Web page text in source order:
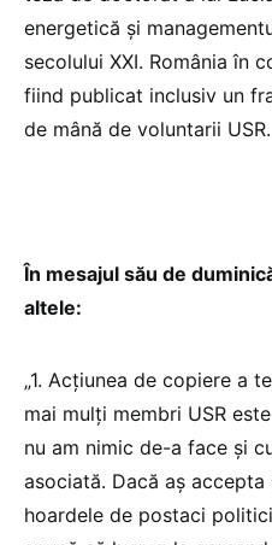
energetică și
secolului XXI. România în
fiind publicat inclusiv un
de mână de voluntarii USR.
În mesajul său de
altele:
„1. Acțiunea de copiere a
mai mulți membri USR
nu am nimic de-a face și
asociată. Dacă aș
hoardele de postaci